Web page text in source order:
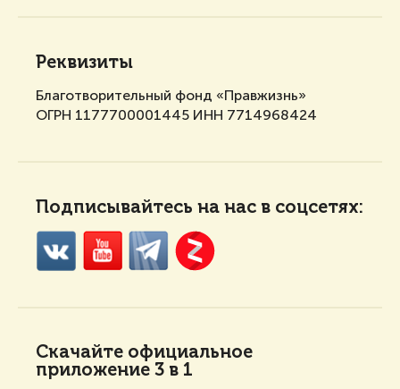
Реквизиты
Благотворительный фонд «Правжизнь»
ОГРН 1177700001445 ИНН 7714968424
Подписывайтесь на нас в соцсетях:
Скачайте официальное
приложение 3 в 1